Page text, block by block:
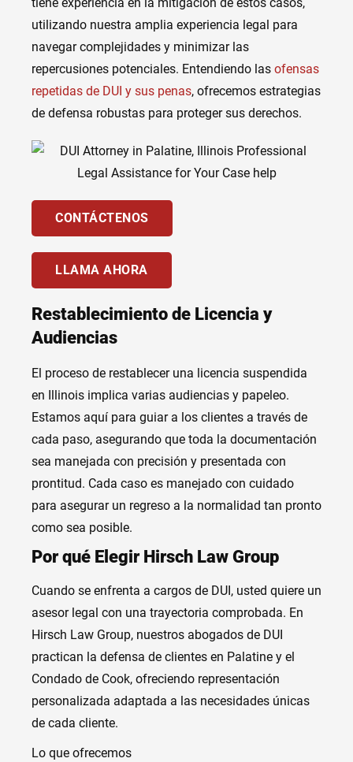
tiene experiencia en la mitigación de estos casos,
utilizando nuestra amplia experiencia legal para
navegar complejidades y minimizar las
repercusiones potenciales. Entendiendo las ofensas
repetidas de DUI y sus penas, ofrecemos estrategias
de defensa robustas para proteger sus derechos.
CONTÁCTENOS
LLAMA AHORA
Restablecimiento de Licencia y
Audiencias
El proceso de restablecer una licencia suspendida
en Illinois implica varias audiencias y papeleo.
Estamos aquí para guiar a los clientes a través de
cada paso, asegurando que toda la documentación
sea manejada con precisión y presentada con
prontitud. Cada caso es manejado con cuidado
para asegurar un regreso a la normalidad tan pronto
como sea posible.
Por qué Elegir Hirsch Law Group
Cuando se enfrenta a cargos de DUI, usted quiere un
asesor legal con una trayectoria comprobada. En
Hirsch Law Group, nuestros abogados de DUI
practican la defensa de clientes en Palatine y el
Condado de Cook, ofreciendo representación
personalizada adaptada a las necesidades únicas
de cada cliente.
Lo que ofrecemos